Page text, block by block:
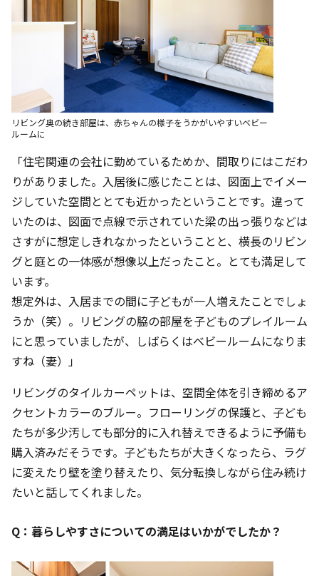
リビング奥の続き部屋は、赤ちゃんの様子をうかがいやすいベビー
ルームに
「住宅関連の会社に勤めているためか、間取りにはこだわ
りがありました。入居後に感じたことは、図面上でイメー
ジしていた空間ととても近かったということです。違って
いたのは、図面で点線で示されていた梁の出っ張りなどは
さすがに想定しきれなかったということと、横長のリビン
グと庭との一体感が想像以上だったこと。とても満足して
います。
想定外は、入居までの間に子どもが一人増えたことでしょ
うか（笑）。リビングの脇の部屋を子どものプレイルーム
にと思っていましたが、しばらくはベビールームになりま
すね（妻）」
リビングのタイルカーペットは、空間全体を引き締めるア
クセントカラーのブルー。フローリングの保護と、子ども
たちが多少汚しても部分的に入れ替えできるように予備も
購入済みだそうです。子どもたちが大きくなったら、ラグ
に変えたり壁を塗り替えたり、気分転換しながら住み続け
たいと話してくれました。
Q：暮らしやすさについての満足はいかがでしたか？